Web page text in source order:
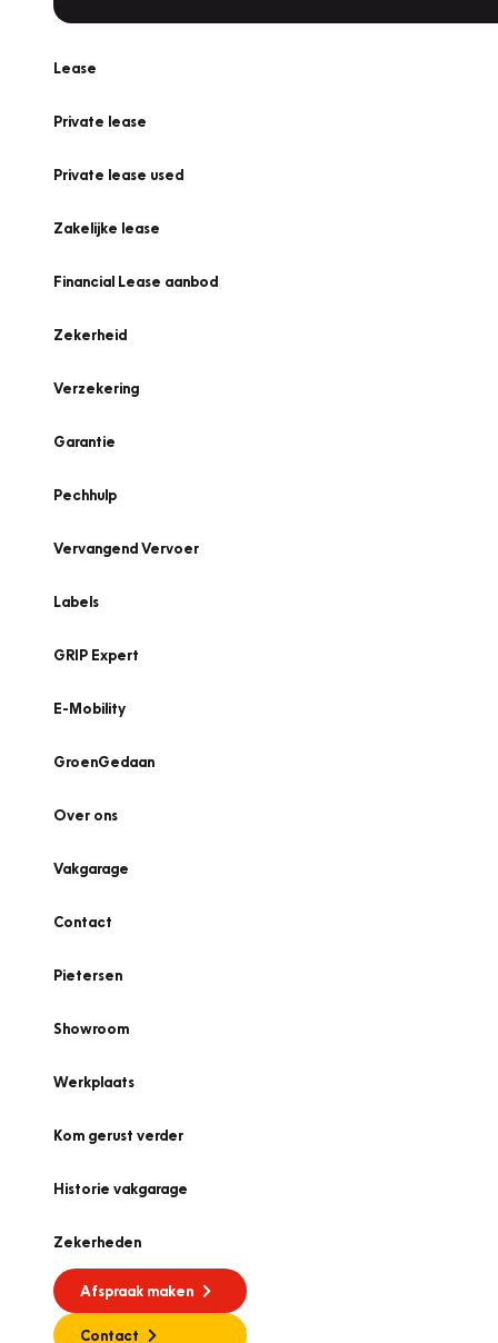
Lease
Private lease
Private lease used
Zakelijke lease
Financial Lease aanbod
Zekerheid
Verzekering
Garantie
Pechhulp
Vervangend Vervoer
Labels
GRIP Expert
E-Mobility
GroenGedaan
Over ons
Vakgarage
Contact
Pietersen
Showroom
Werkplaats
Kom gerust verder
Historie vakgarage
Zekerheden
Afspraak maken
Contact